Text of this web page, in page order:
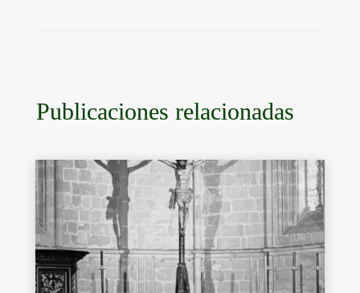
Publicaciones relacionadas